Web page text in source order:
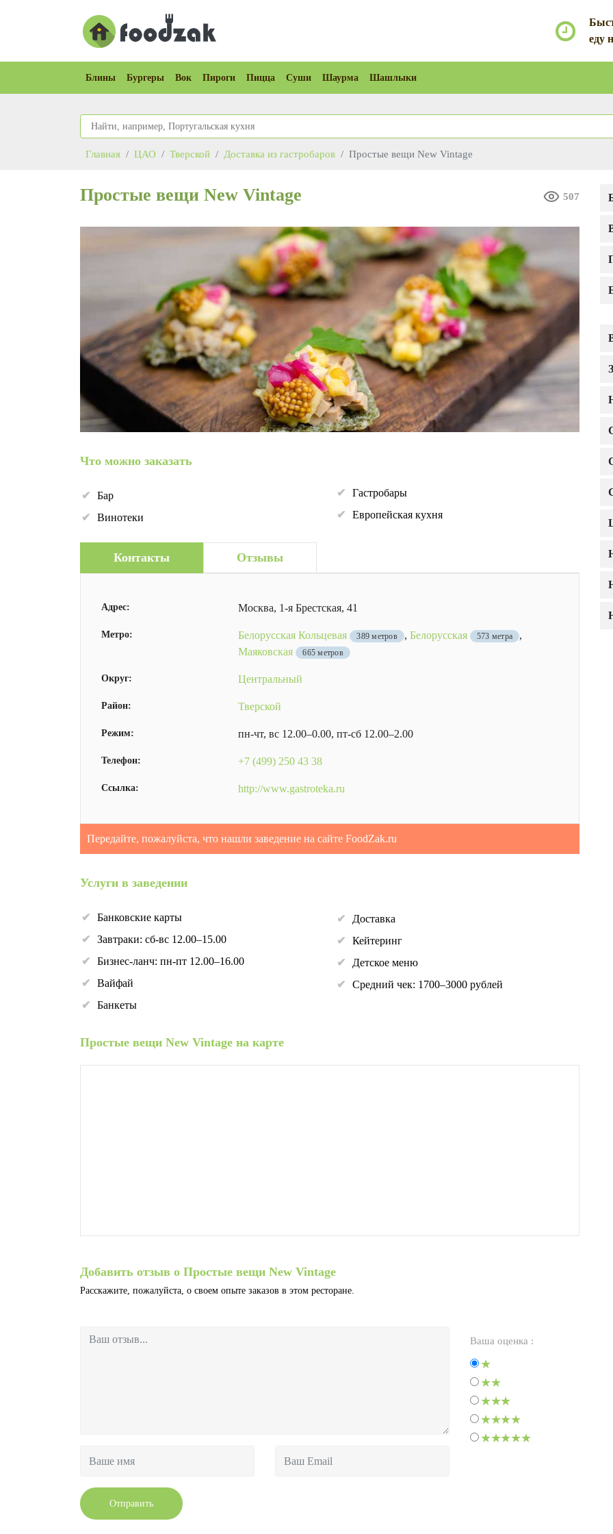
еду
Блины Бургеры Вок Пироги Пицца Суши Шаурма Шашлыки
Главная ЦАО Тверской Доставка из гастробаров Простые вещи New Vintage
Простые вещи New Vintage 507
Что можно заказать
Бар
Винотеки
Гастробары
Европейская кухня
Контакты Отзывы
Адрес: Москва, 1-я Брестская, 41
Метро: Белорусская Кольцевая 389 метров , Белорусская 573 метра
,
Маяковская
665 метров
Округ: Центральный
Район: Тверской
Режим: пн-чт, вс 12.00–0.00, пт-сб 12.00–2.00
Телефон: +7 (499) 250 43 38
Ссылка: http://www.gastroteka.ru
Передайте, пожалуйста, что нашли заведение на сайте FoodZak.ru
Услуги в заведении
Банковские карты
Завтраки: сб-вс 12.00–15.00
Бизнес-ланч: пн-пт 12.00–16.00
Вайфай
Банкеты
Доставка
Кейтеринг
Детское меню
Средний чек: 1700–3000 рублей
Простые вещи New Vintage на карте
Добавить отзыв о Простые вещи New Vintage
Расскажите, пожалуйста, о своем опыте заказов в этом ресторане.
Отправить
Ваша оценка :